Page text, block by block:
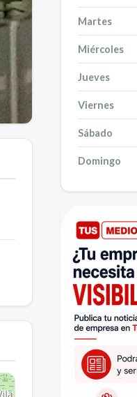
Martes
Miércoles
Jueves
Viernes
Sábado
Domingo